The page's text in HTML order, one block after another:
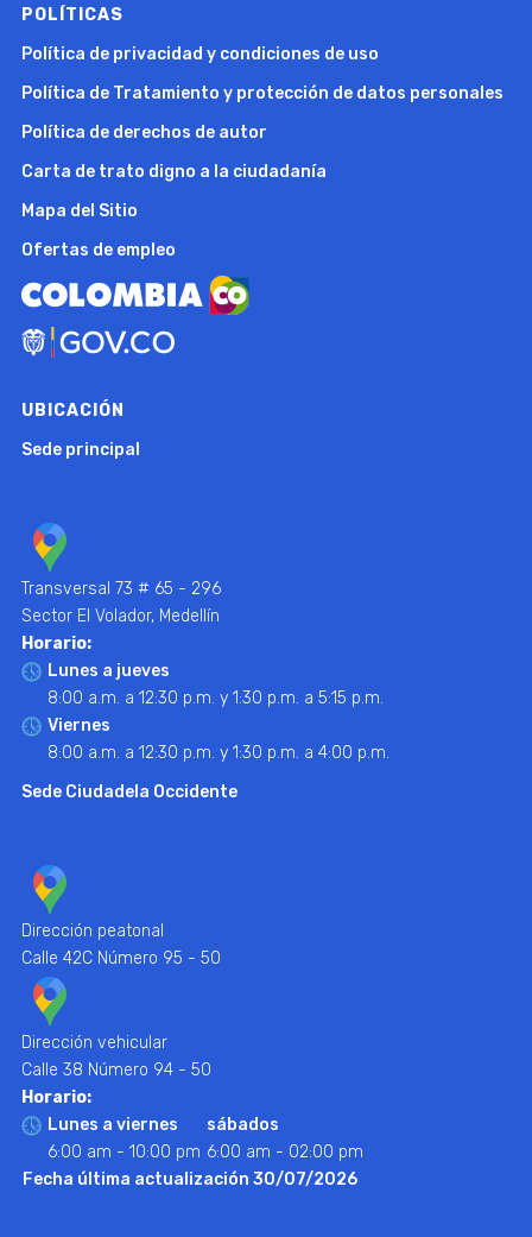
POLÍTICAS
Política de privacidad y condiciones de uso
Política de Tratamiento y protección de datos personales
Política de derechos de autor
Carta de trato digno a la ciudadanía
Mapa del Sitio
Ofertas de empleo
UBICACIÓN
Sede principal
Transversal 73 # 65 - 296
Sector El Volador, Medellín
Horario:
Lunes a jueves
8:00 a.m. a 12:30 p.m. y 1:30 p.m. a 5:15 p.m.
Viernes
8:00 a.m. a 12:30 p.m. y 1:30 p.m. a 4:00 p.m.
Sede Ciudadela Occidente
Dirección peatonal
Calle 42C Número 95 - 50
Dirección vehicular
Calle 38 Número 94 - 50
Horario:
Lunes a viernes
6:00 am - 10:00 pm
sábados
6:00 am - 02:00 pm
Fecha última actualización 30/07/2026